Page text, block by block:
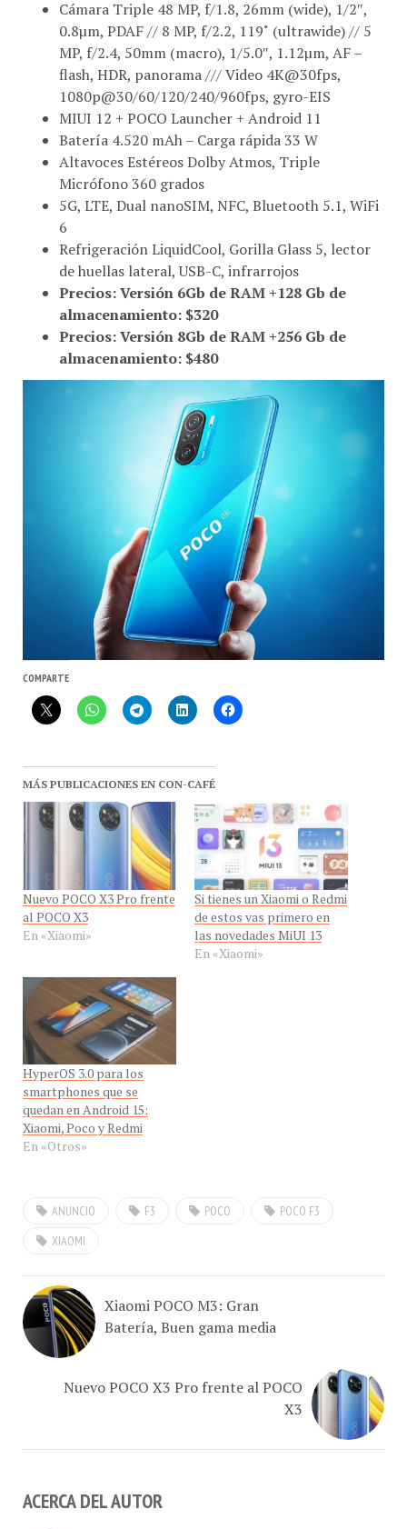
0.8µm, PDAF // 8 MP, f/2.2, 119˚ (ultrawide) // 5
MP, f/2.4, 50mm (macro), 1/5.0″, 1.12µm, AF –
flash, HDR, panorama /// Video 4K@30fps,
1080p@30/60/120/240/960fps, gyro-EIS
MIUI 12 + POCO Launcher + Android 11
Batería 4.520 mAh – Carga rápida 33 W
Altavoces Estéreos Dolby Atmos, Triple
Micrófono 360 grados
5G, LTE, Dual nanoSIM, NFC, Bluetooth 5.1, WiFi
6
Refrigeración LiquidCool, Gorilla Glass 5, lector
de huellas lateral, USB-C, infrarrojos
Precios: Versión 6Gb de RAM +128 Gb de
almacenamiento: $320
Precios: Versión 8Gb de RAM +256 Gb de
almacenamiento: $480
Nuevo POCO X3 Pro frente
al POCO X3
En «Xiaomi»
Si tienes un Xiaomi o Redmi
de estos vas primero en
las novedades MiUI 13
En «Xiaomi»
HyperOS 3.0 para los
smartphones que se
quedan en Android 15:
Xiaomi, Poco y Redmi
En «Otros»
XIAOMI
Batería, Buen gama media
X3